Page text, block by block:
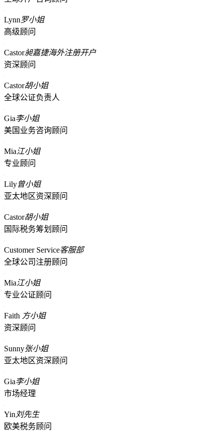
Lynn罗小姐
高级顾问
Castor昶嘉捷海外注册开户
资深顾问
Castor胡小姐
全球公证负责人
Gia李小姐
美国业务咨询顾问
Mia江小姐
专业顾问
Lily曾小姐
亚太地区资深顾问
Castor胡小姐
国际税务筹划顾问
Customer Service客服部
全球公司注册顾问
Mia江小姐
专业公证顾问
Faith 方小姐
资深顾问
Sunny张小姐
亚太地区资深顾问
Gia李小姐
市场经理
Yin 刘先生
欧美税务顾问